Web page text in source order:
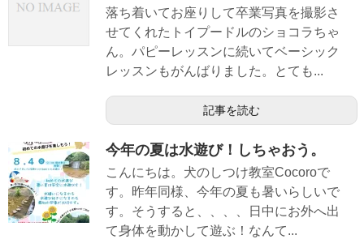
落ち着いてお座りして卒業写真を撮影さ
せてくれたトイプードルのショコラちゃ
ん。パピーレッスンに続いてベーシック
レッスンもがんばりました。とても...
記事を読む
今年の夏は水遊び！しちゃおう。
こんにちは。犬のしつけ教室Cocoroで
す。昨年同様、今年の夏も暑いらしいで
す。そうすると、、、、日中にお外へ出
て身体を動かして遊ぶ！なんて...